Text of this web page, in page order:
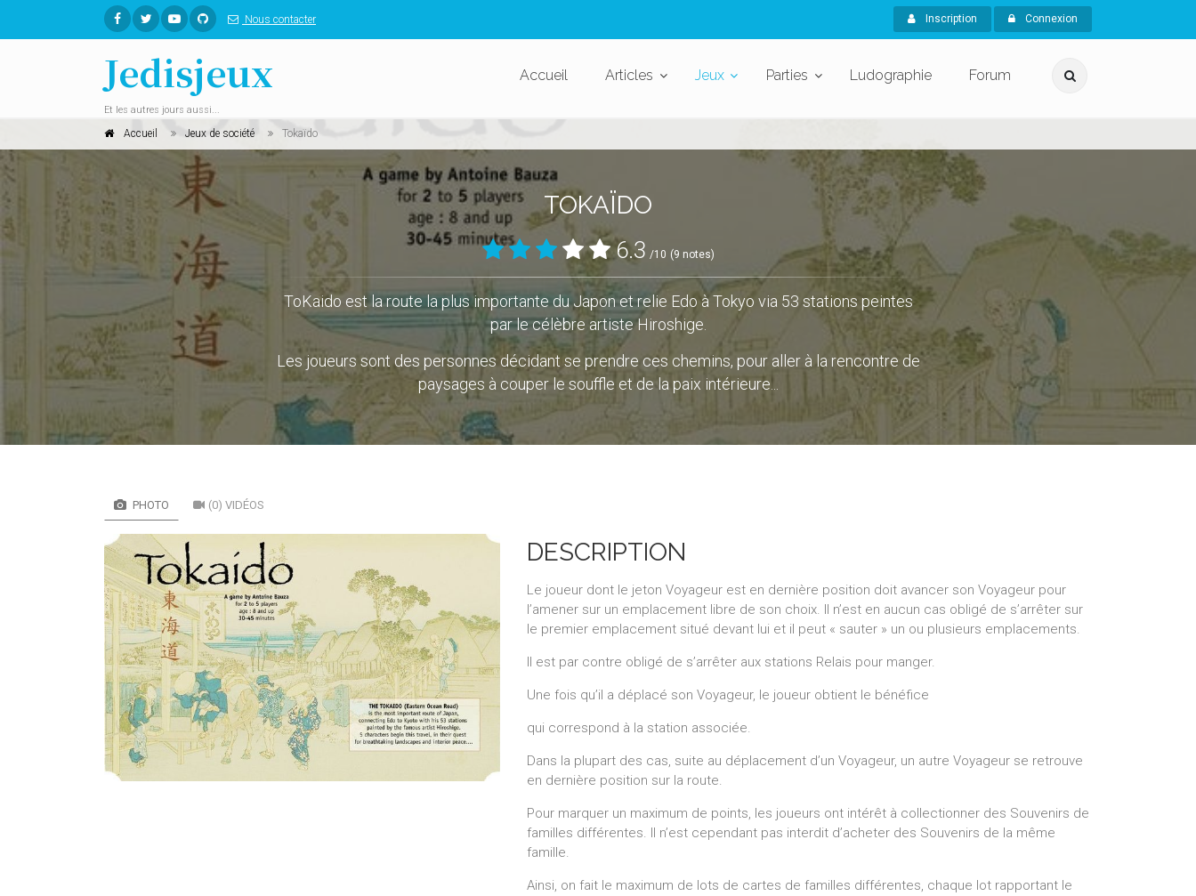
Nous contacter Inscription Connexion
Jedisjeux
Et les autres jours aussi...
Accueil Articles Jeux Parties Ludographie Forum
Accueil Jeux de société Tokaïdo
TOKAÏDO
6.3 /10 (9 notes)
ToKaido est la route la plus importante du Japon et relie Edo à Tokyo via 53 stations peintes
par le célèbre artiste Hiroshige.
Les joueurs sont des personnes décidant se prendre ces chemins, pour aller à la rencontre de
paysages à couper le souffle et de la paix intérieure...
PHOTO (0) VIDÉOS
DESCRIPTION
Le joueur dont le jeton Voyageur est en dernière position doit avancer son Voyageur pour
l’amener sur un emplacement libre de son choix. Il n’est en aucun cas obligé de s’arrêter sur
le premier emplacement situé devant lui et il peut « sauter » un ou plusieurs emplacements.
Il est par contre obligé de s’arrêter aux stations Relais pour manger.
Une fois qu’il a déplacé son Voyageur, le joueur obtient le bénéfice
qui correspond à la station associée.
Dans la plupart des cas, suite au déplacement d’un Voyageur, un autre Voyageur se retrouve
en dernière position sur la route.
Pour marquer un maximum de points, les joueurs ont intérêt à collectionner des Souvenirs de
familles différentes. Il n’est cependant pas interdit d’acheter des Souvenirs de la même
famille.
Ainsi, on fait le maximum de lots de cartes de familles différentes, chaque lot rapportant le